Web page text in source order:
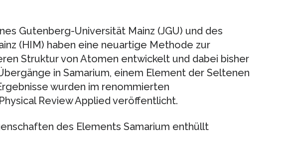
Gutenberg-Universität Mainz (JGU) und des
(HIM) haben eine neuartige Methode zur
Struktur von Atomen entwickelt und dabei bisher
in Samarium, einem Element der Seltenen
wurden im renommierten
Review Applied veröffentlicht.
des Elements Samarium enthüllt